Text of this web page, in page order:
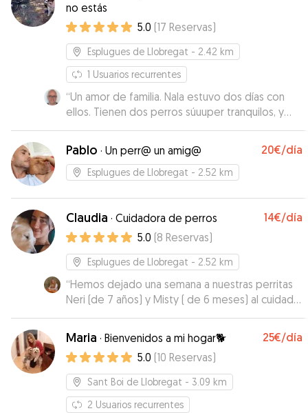
no estás
5.0 (17 Reservas)
Esplugues de Llobregat - 2.42 km
1 Usuarios recurrentes
“Un amor de familia. Nala estuvo dos días con
ellos. Tienen dos perros súuuper tranquilos, y
una gata súper dócil y tranquila con Nala”
Pablo · Un perr@ un amig@ 20€/día
Esplugues de Llobregat - 2.52 km
Claudia · Cuidadora de perros 14€/día
5.0 (8 Reservas)
Esplugues de Llobregat - 2.52 km
“Hemos dejado una semana a nuestras perritas
Neri (de 7 años) y Misty ( de 6 meses) al cuidado
de Claudia. No podríamos haber elegido mejor.
Estoy muy contenta de cómo las ha cuidado.
Cada día nos escribía . Mandando vídeos, fotos.
Explicando que habían hecho. Tanto a Claudia
como a su pareja Alvaro les encantan los
animales y eso se nota. Hemos estado muy
tranquilos al saber que estaban tan bien y
Maria · Bienvenidos a mi hogar🐕 25€/día
5.0 (10 Reservas)
Sant Boi de Llobregat - 3.09 km
2 Usuarios recurrentes